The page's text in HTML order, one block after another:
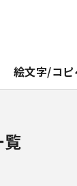
絵文字/コピ
覧